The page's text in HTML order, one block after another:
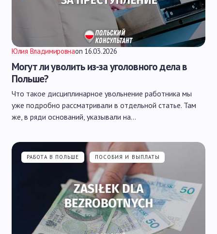
Юлия Владимировнаon 16.03.2026
Могут ли уволить из-за уголовного дела в
Польше?
Что такое дисциплинарное увольнение работника мы
уже подробно рассматривали в отдельной статье. Там
же, в ряди оснований, указывали на…
РАБОТА В ПОЛЬШЕ ПОСОБИЯ И ВЫПЛАТЫ